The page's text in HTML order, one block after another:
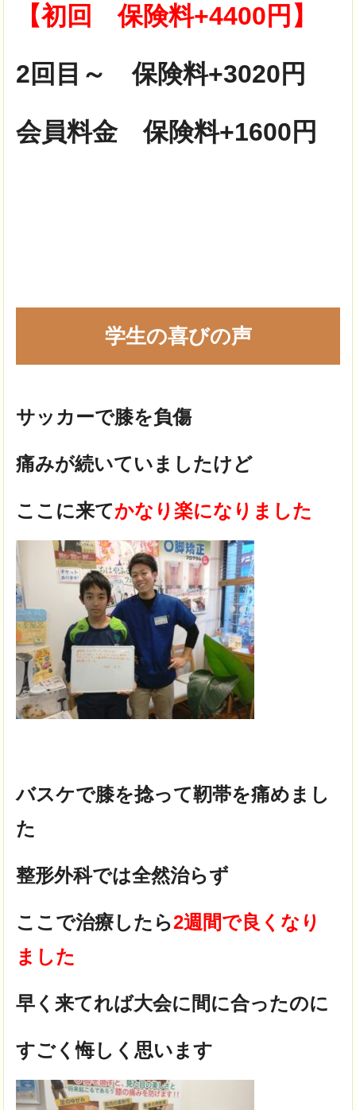
【初回 保険料+4400円】
2回目～ 保険料+3020円
会員料金 保険料+1600円
学生の喜びの声
サッカーで膝を負傷
痛みが続いていましたけど
ここに来てかなり楽になりました
バスケで膝を捻って靭帯を痛めまし
た
整形外科では全然治らず
ここで治療したら2週間で良くなり
ました
早く来てれば大会に間に合ったのに
すごく悔しく思います